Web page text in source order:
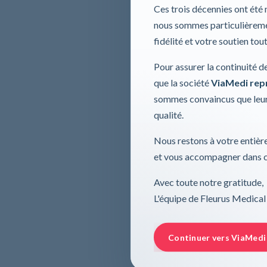
Ces trois décennies ont
nous sommes
fidélité et votre soutien
Pour assurer la continuité
que la sociétéViaMedi
sommes convaincus que
qualité.
Nous restons à votre
et vous accompagner dans
Avec toute notre gratitude,
L'équipe de Fleurus Medical
Continuer vers ViaMedi